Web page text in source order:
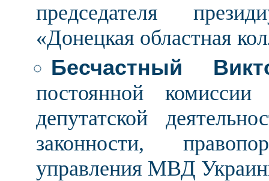
председателя
«Донецкая областная
Бесчастный
постоянной
депутатской
законности,
управления МВД